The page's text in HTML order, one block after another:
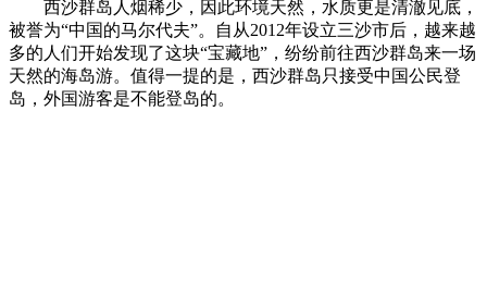
西沙群岛人烟稀少，因此环境天然，水质更是清澈见底，
被誉为“中国的马尔代夫”。自从2012年设立三沙市后，越来越
多的人们开始发现了这块“宝藏地”，纷纷前往西沙群岛来一场
天然的海岛游。值得一提的是，西沙群岛只接受中国公民登
岛，外国游客是不能登岛的。